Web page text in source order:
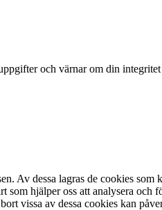
och värnar om din integritet
Av dessa lagras de cookies
hjälper oss att analysera och
vissa av dessa cookies kan